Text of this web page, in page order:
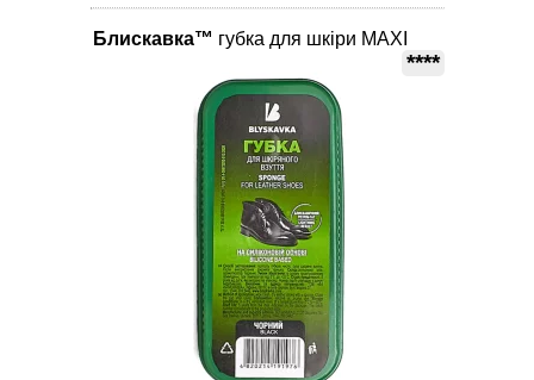
Блискавка™ губка для шкіри MAXI
****